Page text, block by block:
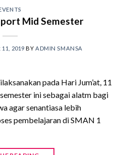
Mid Semester
11, 2019 BYADMIN SMANSA
pada Hari Jum’at, 11
ini sebagai alatm bagi
agar senantiasa lebih
pembelajaran di SMAN 1